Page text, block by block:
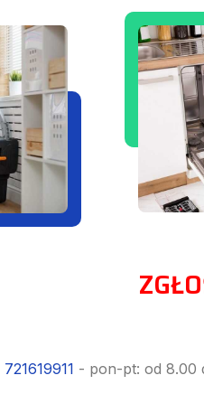
721619911 - pon-pt: od 8.00